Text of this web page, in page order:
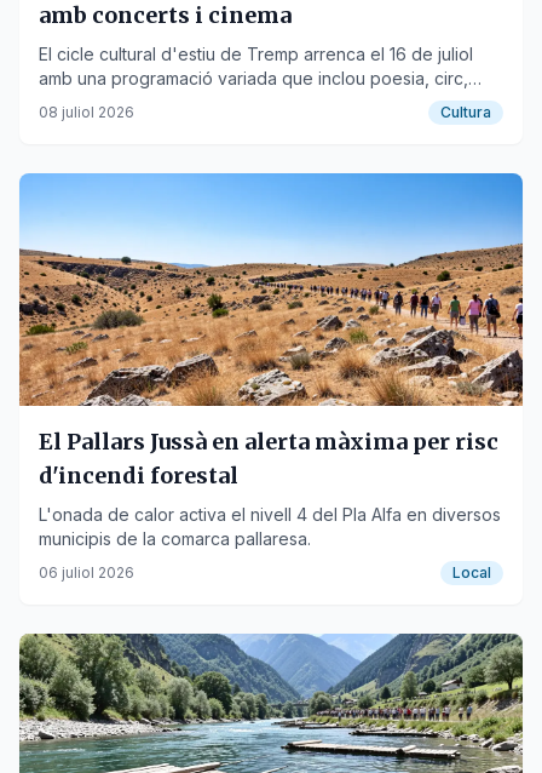
amb concerts i cinema
El cicle cultural d'estiu de Tremp arrenca el 16 de juliol
amb una programació variada que inclou poesia, circ,
havaneres i cinema.
08 juliol 2026 Cultura
El Pallars Jussà en alerta màxima per risc
d'incendi forestal
L'onada de calor activa el nivell 4 del Pla Alfa en diversos
municipis de la comarca pallaresa.
06 juliol 2026 Local